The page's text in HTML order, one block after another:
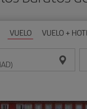
VUELO VUELO +